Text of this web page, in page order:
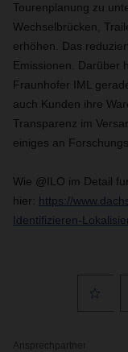
Tourenplanung zu
Wechselbrücken,
erhöhen. Das
Emissionen. Darüber
Fraunhofer IML
auch Kunden ihre
Transparenz im
einiges an
Wie @ILO im Detail
hier: https://
Identifizieren-
Ansprechpartner